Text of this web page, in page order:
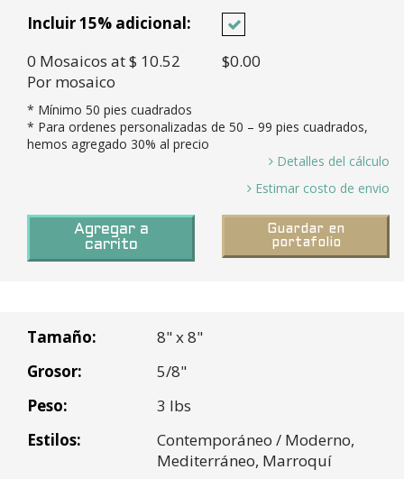
Incluir 15% adicional:
0 Mosaicos at $ 10.52
Por mosaico
$0.00
* Mínimo 50 pies cuadrados
* Para ordenes personalizadas de 50 – 99 pies cuadrados,
hemos agregado 30% al precio
Detalles del cálculo
0 Pies Cuadrados / 0.44 Pies cuadrados por mosaico =
Mosaicos necesitados y 15% Exceso (0.00 X 15%)=
Peso de envio (30 lbs por caja x 0 Cajas) =
* Los numeros son redondeados a los mosaicos o cajas mas
* Los números están redondeados al pie cuadrado o caja más
Estimar costo de envio
Tiempo en
Tránsito:
8-10 semanas a puerto en LA
para todas las órdenes
personalizadas
Subtotal:
$0.00
Impuesto
$0.00
Agregar a
carrito
Guardar en
portafolio
Tamaño:
8" x 8"
Grosor:
5/8"
Peso:
3 lbs
Estilos:
Contemporáneo / Moderno,
Mediterráneo, Marroquí